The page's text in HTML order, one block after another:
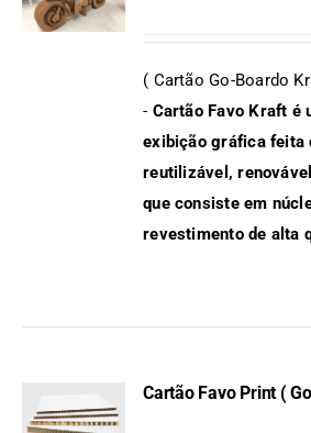
( Cartão Go-Boardo
- Cartão Favo Kraft é
exibição gráfica feita
reutilizável,
que consiste em
revestimento de alta
Cartão Favo Print (